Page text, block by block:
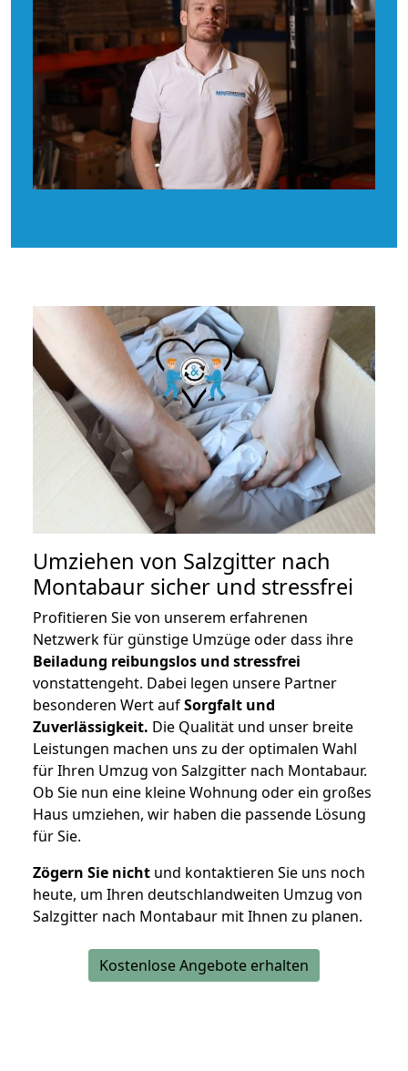
Umziehen von Salzgitter nach
Montabaur sicher und stressfrei
Profitieren Sie von unserem erfahrenen
Netzwerk für günstige Umzüge oder dass ihre
Beiladung reibungslos und stressfrei
vonstattengeht. Dabei legen unsere Partner
besonderen Wert aufSorgfalt und
Zuverlässigkeit. Die Qualität und unser breite
Leistungen machen uns zu der optimalen Wahl
für Ihren Umzug von Salzgitter nach Montabaur.
Ob Sie nun eine kleine Wohnung oder ein großes
Haus umziehen, wir haben die passende Lösung
für Sie.
Zögern Sie nicht und kontaktieren Sie uns noch
heute, um Ihren deutschlandweiten Umzug von
Salzgitter nach Montabaur mit Ihnen zu planen.
Kostenlose Angebote erhalten